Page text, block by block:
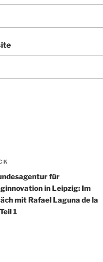
für
in Leipzig: Im
mit Rafael Laguna de la
1